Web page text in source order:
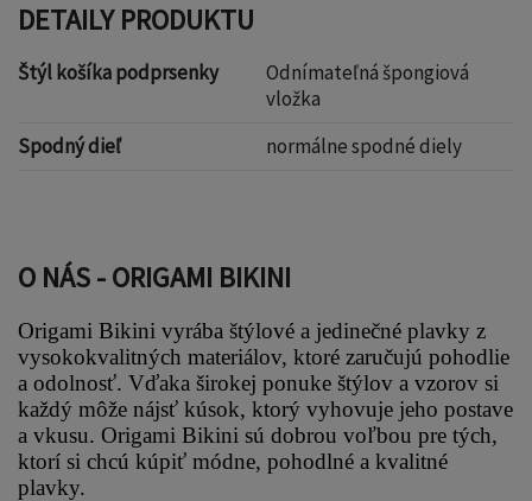
DETAILY PRODUKTU
Štýl košíka podprsenky
Odnímateľná špongiová
vložka
Spodný dieľ
normálne spodné diely
O NÁS - ORIGAMI BIKINI
Origami Bikini vyrába štýlové a jedinečné plavky z
vysokokvalitných materiálov, ktoré zaručujú pohodlie
a odolnosť. Vďaka širokej ponuke štýlov a vzorov si
každý môže nájsť kúsok, ktorý vyhovuje jeho postave
a vkusu. Origami Bikini sú dobrou voľbou pre tých,
ktorí si chcú kúpiť módne, pohodlné a kvalitné
plavky.